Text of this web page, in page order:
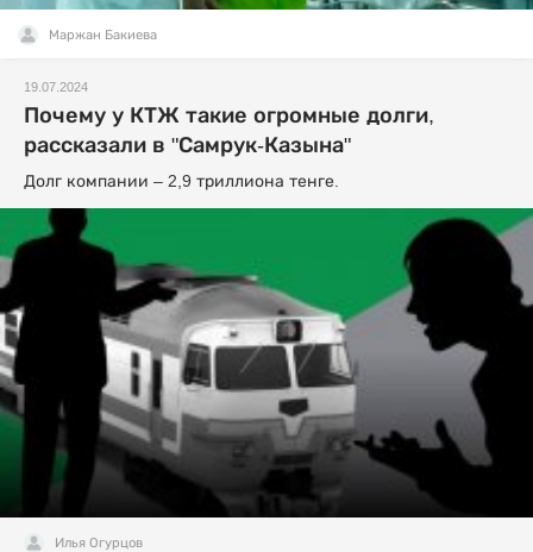
Маржан Бакиева
19.07.2024
Почему у КТЖ такие огромные долги,
рассказали в "Самрук-Казына"
Долг компании – 2,9 триллиона тенге.
Илья Огурцов